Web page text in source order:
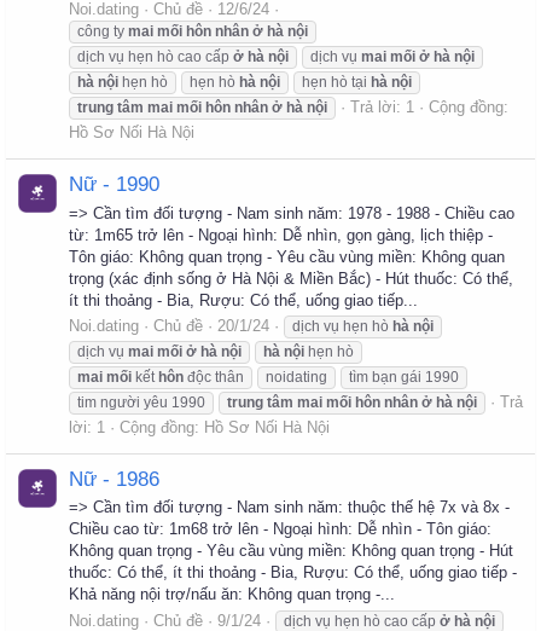
Noi.dating
Chủ đề 12/6/24
công ty mai mối hôn nhân ở hà nội
dịch vụ hẹn hò cao cấp ở hà nội dịch vụ mai mối ở hà nội
hà nội hẹn hò hẹn hò hà nội hẹn hò tại hà nội
trung tâm mai mối hôn nhân ở hà nội Trả lời: 1
Cộng đồng:
Hồ Sơ Nối Hà Nội
Nữ - 1990
=> Cần tìm đối tượng - Nam sinh năm: 1978 - 1988 - Chiều cao
từ: 1m65 trở lên - Ngoại hình: Dễ nhìn, gọn gàng, lịch thiệp -
Tôn giáo: Không quan trọng - Yêu cầu vùng miền: Không quan
trọng (xác định sống ở Hà Nội & Miền Bắc) - Hút thuốc: Có thể,
ít thi thoảng - Bia, Rượu: Có thể, uống giao tiếp...
Noi.dating
Chủ đề 20/1/24 dịch vụ hẹn hò hà nội
dịch vụ mai mối ở hà nội hà nội hẹn hò
mai mối kết hôn độc thân noidating
tìm bạn gái 1990
tim người yêu 1990
trung tâm mai mối hôn nhân ở hà nội
Trả
lời: 1
Cộng đồng: Hồ Sơ Nối Hà Nội
Nữ - 1986
=> Cần tìm đối tượng - Nam sinh năm: thuộc thế hệ 7x và 8x -
Chiều cao từ: 1m68 trở lên - Ngoại hình: Dễ nhìn - Tôn giáo:
Không quan trọng - Yêu cầu vùng miền: Không quan trọng - Hút
thuốc: Có thể, ít thi thoảng - Bia, Rượu: Có thể, uống giao tiếp -
Khả năng nội trợ/nấu ăn: Không quan trọng -...
Noi.dating
Chủ đề 9/1/24 dịch vụ hẹn hò cao cấp ở hà nội